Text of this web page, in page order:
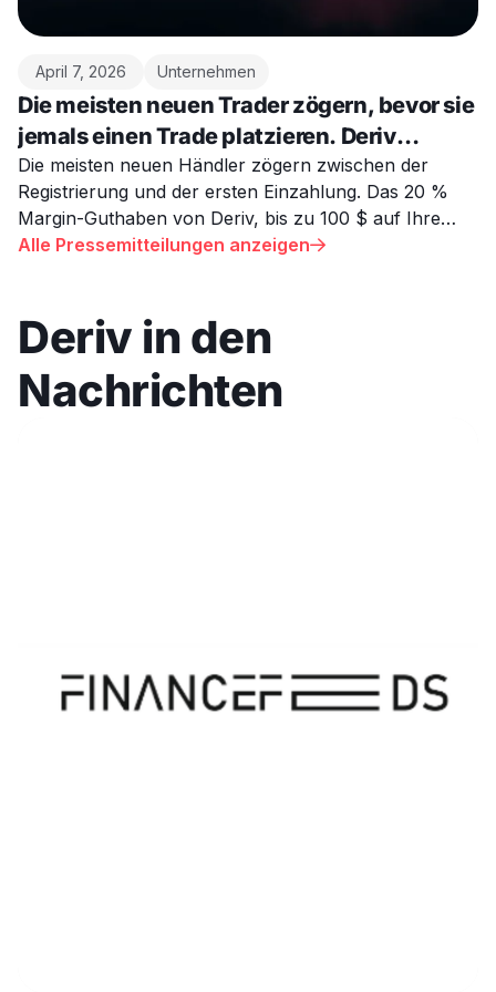
April 7, 2026 Unternehmen
Die meisten neuen Trader zögern, bevor sie
jemals einen Trade platzieren. Deriv
versucht, das zu ändern.
Die meisten neuen Händler zögern zwischen der
Registrierung und der ersten Einzahlung. Das 20 %
Margin-Guthaben von Deriv, bis zu 100 $ auf Ihre
erste MT5-Überweisung, ist darauf ausgelegt, dies zu
Alle Pressemitteilungen anzeigen
Deriv in den
Nachrichten